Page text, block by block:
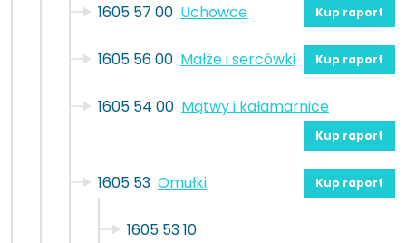
1605 57 00 Uchowce Kup raport
1605 56 00 Małże i sercówki Kup raport
1605 54 00 Mątwy i kałamarnice
Kup raport
1605 53 Omułki Kup raport
1605 53 10